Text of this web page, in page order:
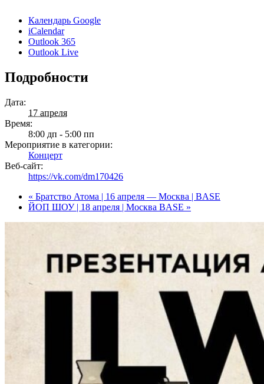
Календарь Google
iCalendar
Outlook 365
Outlook Live
Подробности
Дата:
17 апреля
Время:
8:00 дп - 5:00 пп
Мероприятие в категории:
Концерт
Веб-сайт:
https://vk.com/dm170426
« Братство Атома | 16 апреля — Москва | BASE
ЙОП ШОУ | 18 апреля | Москва BASE »